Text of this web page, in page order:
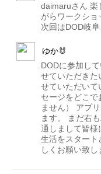
daimaruさん 楽
がらワークショ
次回はDOD岐
ゆか🐰
DODに参加し
せていただきた
せていただい
セージをどこ
ません） アプ
ます。 まだ右
通しまして皆様
生活をスタート
しくお願い致し